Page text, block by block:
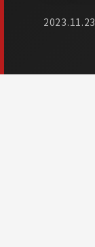
2023.11.23